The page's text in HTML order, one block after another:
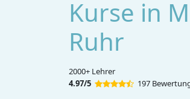
Kurse in
Ruhr
2000+ Lehrer
4.97/5
197